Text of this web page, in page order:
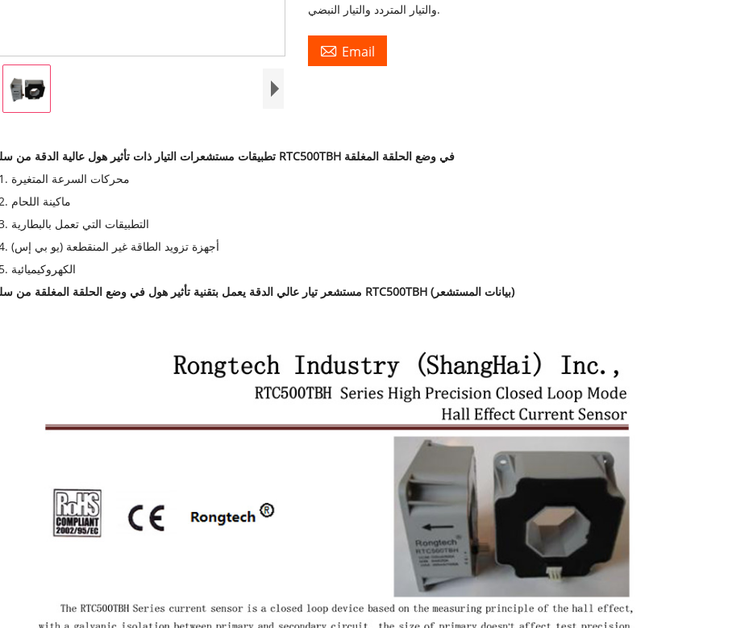
والتيار المتردد والتيار النبضي.
 Email
تطبيقات مستشعرات التيار ذات تأثير هول عالية الدقة من سلسلة RTC500TBH في وضع الحلقة المغلقة
محركات السرعة المتغيرة
ماكينة اللحام
التطبيقات التي تعمل بالبطارية
أجهزة تزويد الطاقة غير المنقطعة (يو بي إس)
الكهروكيميائية
مستشعر تيار عالي الدقة يعمل بتقنية تأثير هول في وضع الحلقة المغلقة من سلسلة RTC500TBH (بيانات المستشعر)